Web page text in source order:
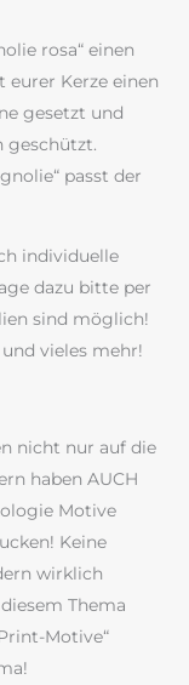
rosa“ einen
eurer Kerze einen
gesetzt und
geschützt.
passt der
individuelle
dazu bitte per
sind möglich!
und vieles mehr!
nicht nur auf die
haben AUCH
Motive
Keine
wirklich
Thema
Motive“